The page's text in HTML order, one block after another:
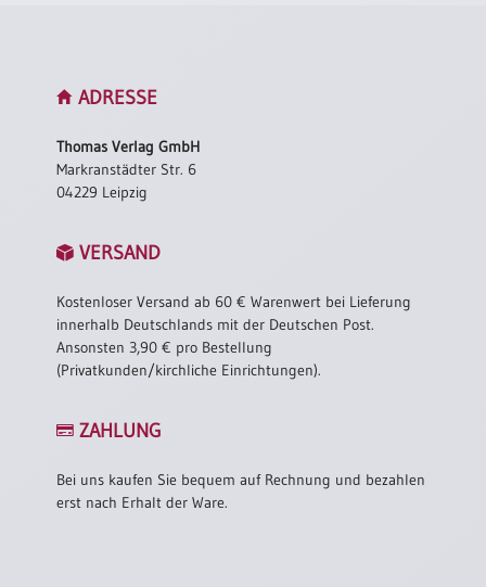
ADRESSE
Thomas Verlag GmbH
Markranstädter Str. 6
04229 Leipzig
VERSAND
Kostenloser Versand ab 60 € Warenwert bei Lieferung
innerhalb Deutschlands mit der Deutschen Post.
Ansonsten 3,90 € pro Bestellung
(Privatkunden/kirchliche Einrichtungen).
ZAHLUNG
Bei uns kaufen Sie bequem auf Rechnung und bezahlen
erst nach Erhalt der Ware.